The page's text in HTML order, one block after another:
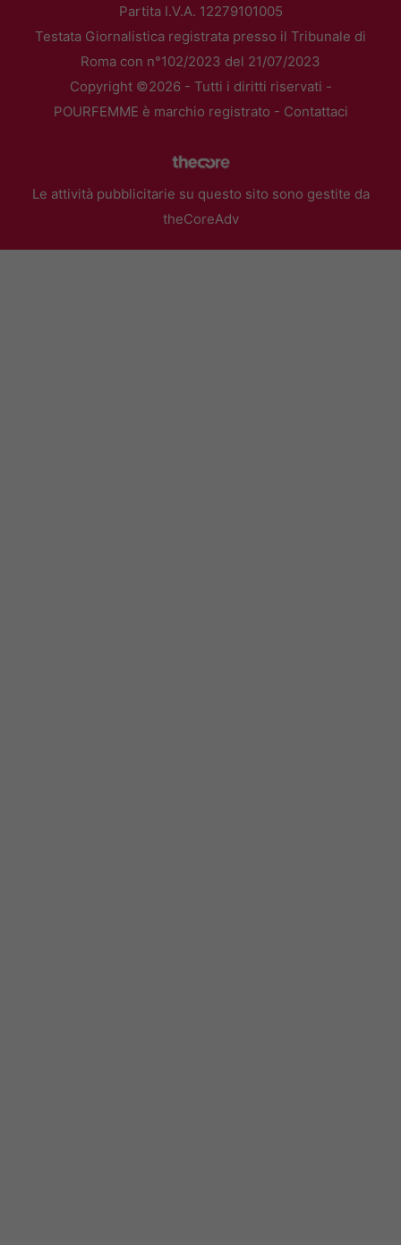
Partita I.V.A. 12279101005
Testata Giornalistica registrata presso il Tribunale di
Roma con n°102/2023 del 21/07/2023
Copyright ©2026 - Tutti i diritti riservati -
POURFEMME è marchio registrato - Contattaci
Le attività pubblicitarie su questo sito sono gestite da
theCoreAdv